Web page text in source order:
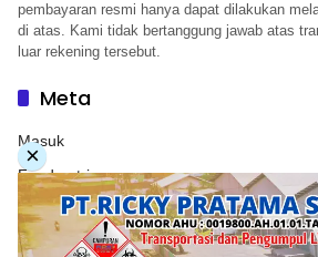
pembayaran resmi hanya dapat dilakukan
di atas. Kami tidak bertanggung jawab atas
luar rekening tersebut.
Meta
Masuk
Feed entri
Feed komentar
WordPress.org
×